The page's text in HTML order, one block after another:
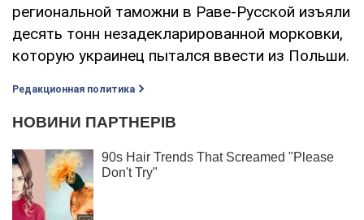
региональной таможни в Раве-Русской изъяли
десять тонн незадекларированной морковки,
которую украинец пытался ввести из Польши.
Редакционная политика